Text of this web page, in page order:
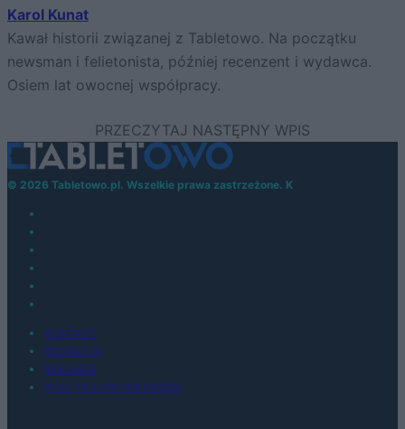
Karol Kunat
Kawał historii związanej z Tabletowo. Na początku
newsman i felietonista, później recenzent i wydawca.
Osiem lat owocnej współpracy.
© 2026 Tabletowo.pl. Wszelkie prawa zastrzeżone. K
KONTAKT
REDAKCJA
REKLAMA
POLITYKA PRYWATNOŚCI